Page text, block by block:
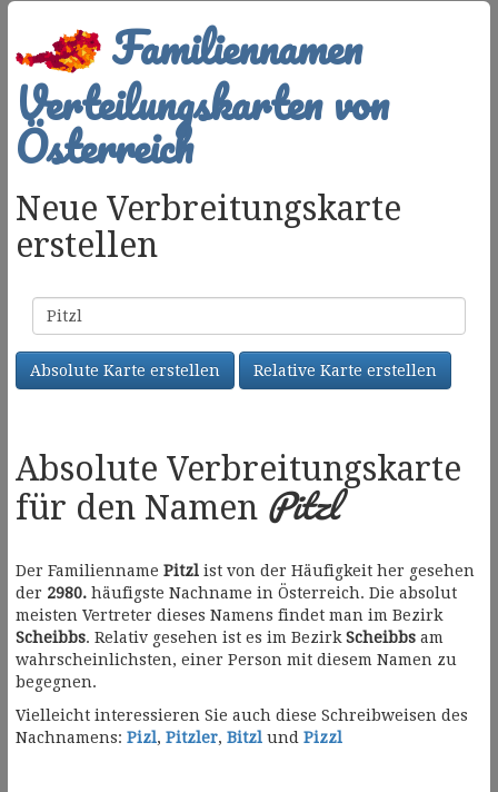
Familiennamen
Verteilungskarten von
Österreich
Neue Verbreitungskarte
erstellen
Familienname
Absolute Karte erstellen Relative Karte erstellen
Absolute Verbreitungskarte
für den Namen Pitzl
Der Familienname Pitzl ist von der Häufigkeit her gesehen
der 2980. häufigste Nachname in Österreich. Die absolut
meisten Vertreter dieses Namens findet man im Bezirk
Scheibbs. Relativ gesehen ist es im Bezirk Scheibbs am
wahrscheinlichsten, einer Person mit diesem Namen zu
begegnen.
Vielleicht interessieren Sie auch diese Schreibweisen des
Nachnamens: Pizl, Pitzler, Bitzl und Pizzl